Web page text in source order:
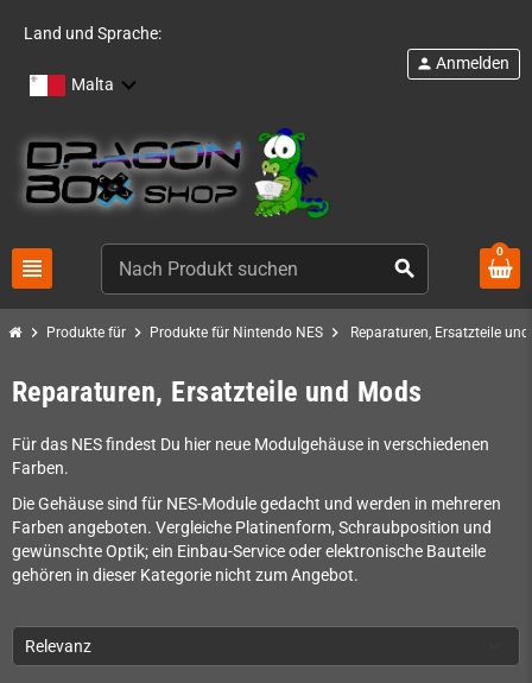
Land und Sprache:
Malta
view_headline search
person Anmelden
0
chevron_right Produkte für chevron_right Produkte für Nintendo NES chevron_right Reparaturen, Ersatzteile
Reparaturen, Ersatzteile und Mods
Für das NES findest Du hier neue Modulgehäuse in verschiedenen
Farben.
Die Gehäuse sind für NES-Module gedacht und werden in mehreren
Farben angeboten. Vergleiche Platinenform, Schraubposition und
gewünschte Optik; ein Einbau-Service oder elektronische Bauteile
gehören in dieser Kategorie nicht zum Angebot.
Relevanz